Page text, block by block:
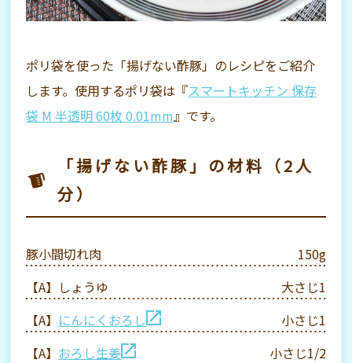
ポリ袋を使った「揚げない酢豚」のレシピをご紹介
します。使用するポリ袋は『スマートキッチン 保存
袋 M 半透明 60枚 0.01mm』です。
「揚げない酢豚」の材料（2人
分）
豚小間切れ肉
150g
【A】しょうゆ
大さじ1
【A】 にんにくおろし
小さじ1
【A】 おろし生姜
小さじ1/2